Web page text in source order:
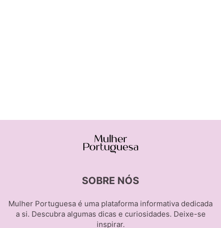
SOBRE NÓS
Mulher Portuguesa é uma plataforma informativa dedicada
a si. Descubra algumas dicas e curiosidades. Deixe-se
inspirar.